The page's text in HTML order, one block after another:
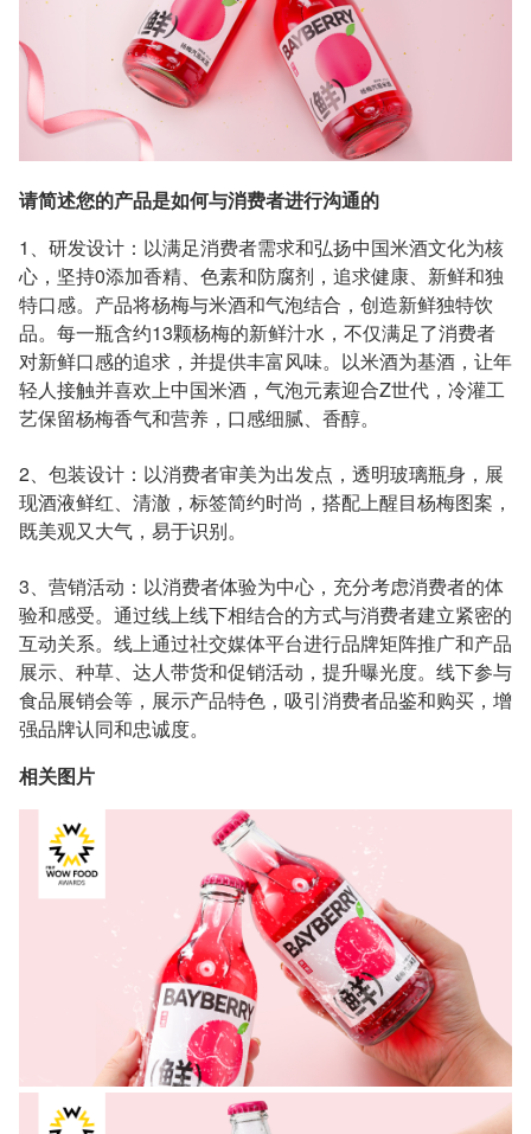
请简述您的产品是如何与消费者进行沟通的
1、研发设计：以满足消费者需求和弘扬中国米酒文化为核
心，坚持0添加香精、色素和防腐剂，追求健康、新鲜和独
特口感。产品将杨梅与米酒和气泡结合，创造新鲜独特饮
品。每一瓶含约13颗杨梅的新鲜汁水，不仅满足了消费者
对新鲜口感的追求，并提供丰富风味。以米酒为基酒，让年
轻人接触并喜欢上中国米酒，气泡元素迎合Z世代，冷灌工
艺保留杨梅香气和营养，口感细腻、香醇。
2、包装设计：以消费者审美为出发点，透明玻璃瓶身，展
现酒液鲜红、清澈，标签简约时尚，搭配上醒目杨梅图案，
既美观又大气，易于识别。
3、营销活动：以消费者体验为中心，充分考虑消费者的体
验和感受。通过线上线下相结合的方式与消费者建立紧密的
互动关系。线上通过社交媒体平台进行品牌矩阵推广和产品
展示、种草、达人带货和促销活动，提升曝光度。线下参与
食品展销会等，展示产品特色，吸引消费者品鉴和购买，增
强品牌认同和忠诚度。
相关图片